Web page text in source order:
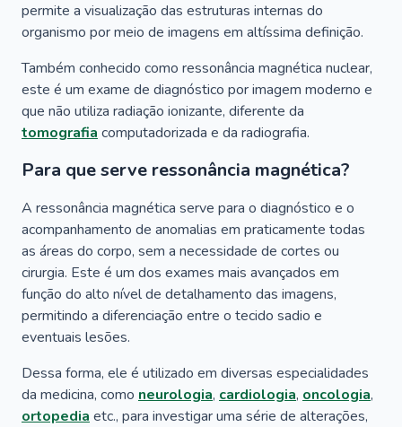
permite a visualização das estruturas internas do
organismo por meio de imagens em altíssima definição.
Também conhecido como ressonância magnética nuclear,
este é um exame de diagnóstico por imagem moderno e
que não utiliza radiação ionizante, diferente da
tomografia computadorizada e da radiografia.
Para que serve ressonância magnética?
A ressonância magnética serve para o diagnóstico e o
acompanhamento de anomalias em praticamente todas
as áreas do corpo, sem a necessidade de cortes ou
cirurgia. Este é um dos exames mais avançados em
função do alto nível de detalhamento das imagens,
permitindo a diferenciação entre o tecido sadio e
eventuais lesões.
Dessa forma, ele é utilizado em diversas especialidades
da medicina, como neurologia, cardiologia, oncologia,
ortopedia etc., para investigar uma série de alterações,